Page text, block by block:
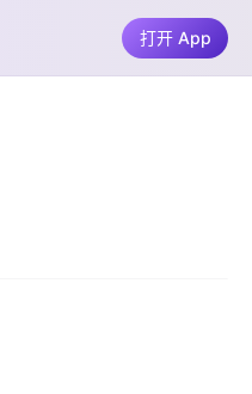
打开 App